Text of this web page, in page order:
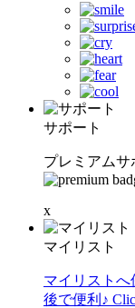
サポート
プレミアムサ
x
マイリスト
マイリストへ
後で便利♪